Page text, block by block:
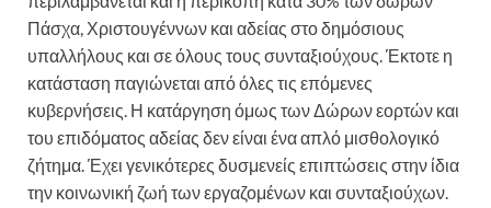
Πάσχα, Χριστουγέννων και αδείας στο δημόσιους
υπαλλήλους και σε όλους τους συνταξιούχους. Έκτοτε η
κατάσταση παγιώνεται από όλες τις επόμενες
κυβερνήσεις. Η κατάργηση όμως των Δώρων εορτών και
του επιδόματος αδείας δεν είναι ένα απλό μισθολογικό
ζήτημα. Έχει γενικότερες δυσμενείς επιπτώσεις στην ίδια
την κοινωνική ζωή των εργαζομένων και συνταξιούχων.